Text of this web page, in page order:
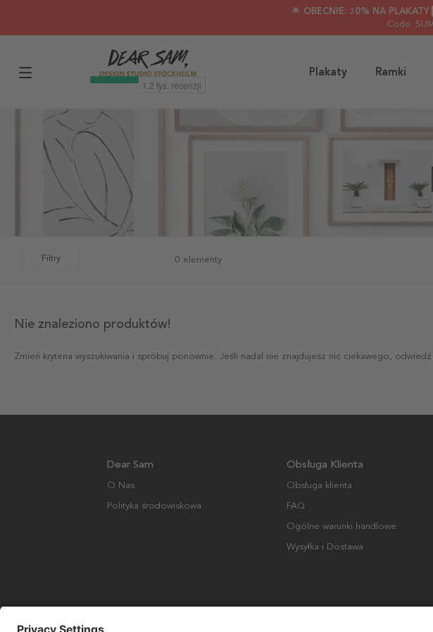
🌟 OBECNIE: 30% NA
Code:
Plakaty Ramki
Filtry 0 elementy
Nie znaleziono produktów!
Zmień kryteria wyszukiwania i spróbuj ponownie. Jeśli nadal nie znajdujesz nic ciekawego,
Dear Sam
O Nas
Polityka środowiskowa
Obsługa Klienta
Obsługa klienta
FAQ
Ogólne warunki handlowe
Wysyłka i Dostawa